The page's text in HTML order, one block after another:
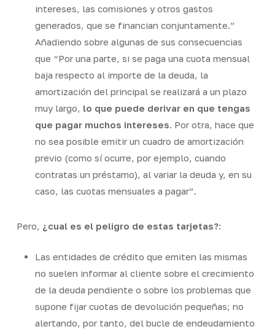
intereses, las comisiones y otros gastos
generados, que se financian conjuntamente.”
Añadiendo sobre algunas de sus consecuencias
que “Por una parte, si se paga una cuota mensual
baja respecto al importe de la deuda, la
amortización del principal se realizará a un plazo
muy largo, lo que puede derivar en que tengas
que pagar muchos intereses. Por otra, hace que
no sea posible emitir un cuadro de amortización
previo (como sí ocurre, por ejemplo, cuando
contratas un préstamo), al variar la deuda y, en su
caso, las cuotas mensuales a pagar”.
Pero, ¿cual es el peligro de estas tarjetas?:
Las entidades de crédito que emiten las mismas
no suelen informar al cliente sobre el crecimiento
de la deuda pendiente o sobre los problemas que
supone fijar cuotas de devolución pequeñas; no
alertando, por tanto, del bucle de endeudamiento